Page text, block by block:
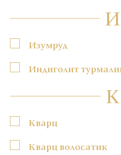
И
Изумруд
Индиголит
К
Кварц
Кварц волосатик